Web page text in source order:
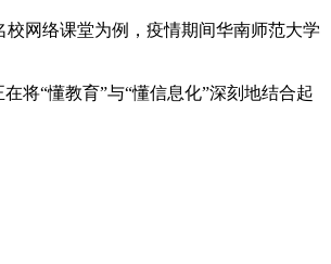
网络课堂为例，疫情期间华南师范大学
将“懂教育”与“懂信息化”深刻地结合起